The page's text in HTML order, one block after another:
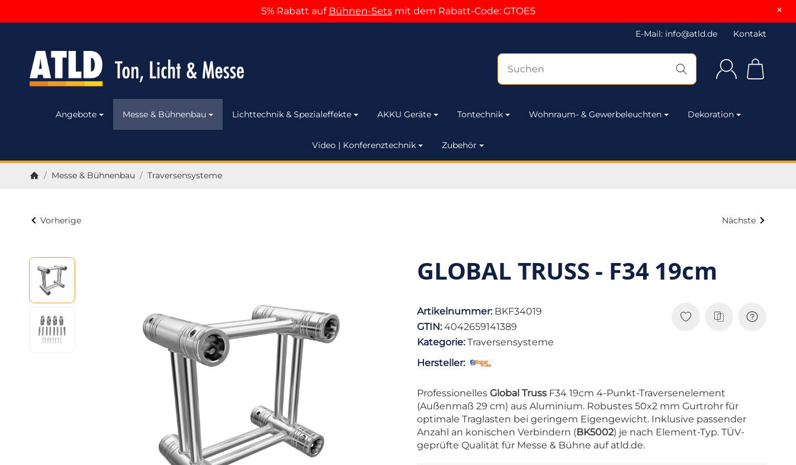
5% Rabatt auf Bühnen-Setsmit dem Rabatt-Code: GTOE5 ×
E-Mail: info@atld.de Kontakt
Angebote Messe & Bühnenbau Lichttechnik & Spezialeffekte AKKU Geräte Tontechnik Wohnraum- & Gewerbeleuchten Dekoration
Video | Konferenztechnik Zubehör
/ Messe & Bühnenbau / Traversensysteme
Vorherige Nächste
GLOBAL TRUSS - F34 19cm
Artikelnummer: BKF34019
GTIN:4042659141389
Kategorie:Traversensysteme
Hersteller:
Professionelles Global Truss F34 19cm 4-Punkt-Traversenelement
(Außenmaß 29 cm) aus Aluminium. Robustes 50x2 mm Gurtrohr für
optimale Traglasten bei geringem Eigengewicht. Inklusive passender
Anzahl an konischen Verbindern (BK5002) je nach Element-Typ. TÜV-
geprüfte Qualität für Messe & Bühne auf atld.de.